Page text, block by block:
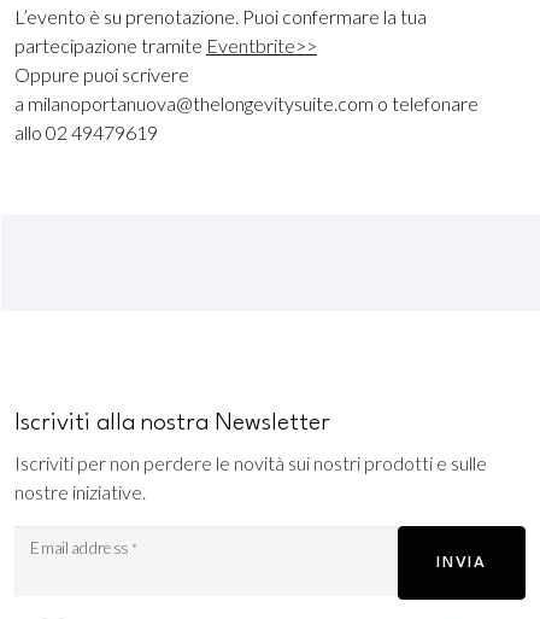
L’evento è su prenotazione. Puoi confermare la tua
partecipazione tramite Eventbrite>>
Oppure puoi scrivere
a milanoportanuova@thelongevitysuite.com o telefonare
allo 02 49479619
Iscriviti alla nostra Newsletter
Iscriviti per non perdere le novità sui nostri prodotti e sulle
nostre iniziative.
Email address *
INVIA